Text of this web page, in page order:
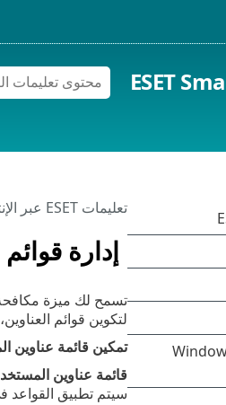
ESET
إدارة قوائم
تعليمات ESET عبر الإنترنت
لتكوين قوائم
تمكين قائمة عناوين
قائمة عناوين
سيتم تطبيق القواعد